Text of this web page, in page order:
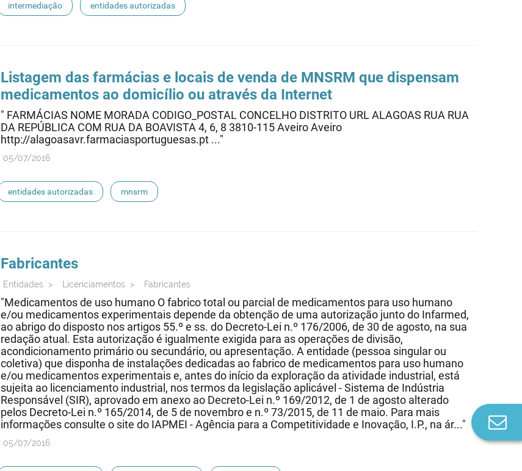
intermediação entidades autorizadas
Listagem das farmácias e locais de venda de MNSRM que dispensam
medicamentos ao domicílio ou através da Internet
" FARMÁCIAS NOME MORADA CODIGO_POSTAL CONCELHO DISTRITO URL ALAGOAS RUA RUA
DA REPÚBLICA COM RUA DA BOAVISTA 4, 6, 8 3810-115 Aveiro Aveiro
http://alagoasavr.farmaciasportuguesas.pt ..."
05/07/2016
entidades autorizadas mnsrm
Fabricantes
Entidades > Licenciamentos > Fabricantes
"Medicamentos de uso humano O fabrico total ou parcial de medicamentos para uso humano
e/ou medicamentos experimentais depende da obtenção de uma autorização junto do Infarmed,
ao abrigo do disposto nos artigos 55.º e ss. do Decreto-Lei n.º 176/2006, de 30 de agosto, na sua
redação atual. Esta autorização é igualmente exigida para as operações de divisão,
acondicionamento primário ou secundário, ou apresentação. A entidade (pessoa singular ou
coletiva) que disponha de instalações dedicadas ao fabrico de medicamentos para uso humano
e/ou medicamentos experimentais e, antes do início da exploração da atividade industrial, está
sujeita ao licenciamento industrial, nos termos da legislação aplicável - Sistema de Indústria
Responsável (SIR), aprovado em anexo ao Decreto-Lei n.º 169/2012, de 1 de agosto alterado
pelos Decreto-Lei n.º 165/2014, de 5 de novembro e n.º 73/2015, de 11 de maio. Para mais
informações consulte o site do IAPMEI - Agência para a Competitividade e Inovação, I.P., na ár..."
05/07/2016